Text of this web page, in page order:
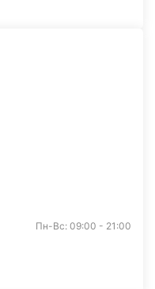
Пн-Вс: 09:00 - 21:00